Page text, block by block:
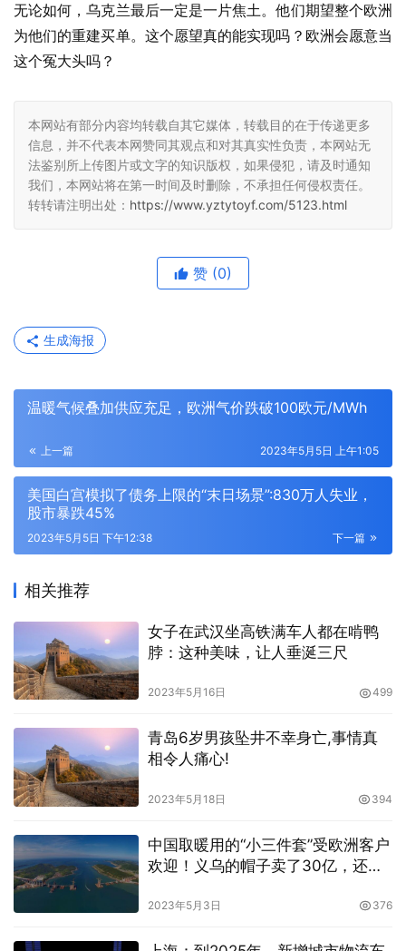
无论如何，乌克兰最后一定是一片焦土。他们期望整个欧洲
为他们的重建买单。这个愿望真的能实现吗？欧洲会愿意当
这个冤大头吗？
本网站有部分内容均转载自其它媒体，转载目的在于传递更多
信息，并不代表本网赞同其观点和对其真实性负责，本网站无
法鉴别所上传图片或文字的知识版权，如果侵犯，请及时通知
我们，本网站将在第一时间及时删除，不承担任何侵权责任。
转转请注明出处： https://www.yztytoyf.com/5123.html
赞 (0)
生成海报
温暖气候叠加供应充足，欧洲气价跌破100欧元/MWh
上一篇 2023年5月5日 上午1:05
美国白宫模拟了债务上限的“末日场景”:830万人失业，
股市暴跌45%
下一篇
2023年5月5日 下午12:38
相关推荐
女子在武汉坐高铁满车人都在啃鸭
脖：这种美味，让人垂涎三尺
2023年5月16日 499
青岛6岁男孩坠井不幸身亡,事情真
相令人痛心!
2023年5月18日 394
中国取暖用的“小三件套”受欧洲客户
欢迎！义乌的帽子卖了30亿，还需
2023年5月3日 376